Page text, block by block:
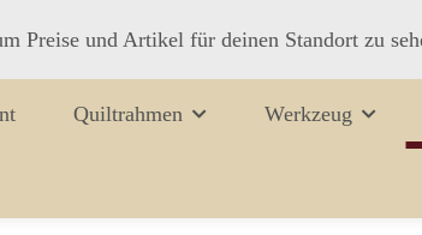
Preise und Artikel für deinen Standort zu
Quiltrahmen Werkzeug